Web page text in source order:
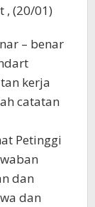
, (20/01)
– benar
kerja
catatan
Petinggi
dan
dan